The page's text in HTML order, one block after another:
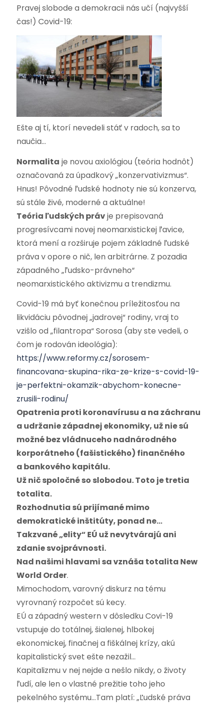
Pravej slobode a demokracii nás učí (najvyšší
čas!) Covid-19:
Ešte aj tí, ktorí nevedeli stáť v radoch, sa to
naučia…
Normalita je novou axiológiou (teória hodnôt)
označovaná za úpadkový „konzervativizmus“.
Hnus! Pôvodné ľudské hodnoty nie sú konzerva,
sú stále živé, moderné a aktuálne!
Teória ľudských právje prepisovaná
progresívcami novej neomarxistickej ľavice,
ktorá mení a rozširuje pojem základné ľudské
práva v opore o nič, len arbitrárne. Z pozadia
západného „ľudsko-právneho“
neomarxistického aktivizmu a trendizmu.
Covid-19 má byť konečnou príležitosťou na
likvidáciu pôvodnej „jadrovej“ rodiny, vraj to
vzišlo od „filantropa“ Sorosa (aby ste vedeli, o
čom je rodován ideológia):
https://www.reformy.cz/sorosem-
financovana-skupina-rika-ze-krize-s-covid-19-
je-perfektni-okamzik-abychom-konecne-
zrusili-rodinu/
Opatrenia proti koronavírusu a na záchranu
a udržanie západnej ekonomiky, už nie sú
možné bez vládnuceho nadnárodného
korporátneho (fašistického) finančného
a bankového kapitálu.
Už nič spoločné so slobodou. Toto je tretia
totalita.
Rozhodnutia sú prijímané mimo
demokratické inštitúty, ponad ne…
Takzvané „elity“ EÚ už nevytvárajú ani
zdanie svojprávnosti.
Nad našimi hlavami sa vznáša totalita New
World Order.
Mimochodom, varovný diskurz na tému
vyrovnaný rozpočet sú kecy.
EÚ a západný western v dôsledku Covi-19
vstupuje do totálnej, šialenej, hlbokej
ekonomickej, finačnej a fiškálnej krízy, akú
kapitalistický svet ešte nezažil…
Kapitalizmu v nej nejde a nešlo nikdy, o životy
ľudí, ale len o vlastné prežitie toho jeho
pekelného systému…Tam platí: „Ľudské práva